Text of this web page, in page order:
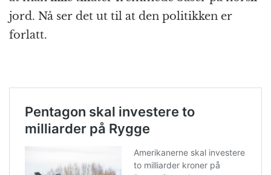
jord. Nå ser det ut til at den politikken er
forlatt.